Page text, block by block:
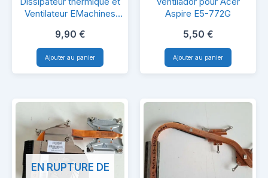
thermique
et
Ventilateur
EMachines
MS2294
Ventilateur EMachines
9,90 €
Ajouter au panier
pour
Acer
Aspire
E5-
Aspire E5-772G
5,50 €
Ajouter au panier
EN RUPTURE DE